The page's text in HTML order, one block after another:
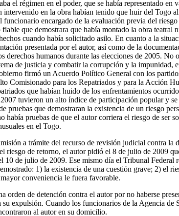
el régimen en el poder, que se había representado en
intervenido en la obra habían tenido que huir del Togo
funcionario encargado de la evaluación previa del
que demostrara que había montado la obra teatral
cuando había solicitado asilo. En cuanto a la
presentada por el autor, así como de la
derechos humanos durante las elecciones de 2005. No
de justicia y combatir la corrupción y la impunidad,
firmó un Acuerdo Político General con los
Comisionado para los Repatriados y para la Acción
que habían huido de los enfrentamientos
tuvieron un alto índice de participación popular y
pruebas que demostraran la existencia de un riesgo
pruebas de que el autor corriera el riesgo de ser
en el Togo.
a trámite del recurso de revisión judicial contra la
riesgo de retorno, el autor pidió el 8 de julio de 2009
10 de julio de 2009. Ese mismo día el Tribunal Federal
1) la existencia de una cuestión grave; 2) el
conveniencia le fuera favorable.
orden de detención contra el autor por no haberse
expulsión. Cuando los funcionarios de la Agencia de
al autor en su domicilio.